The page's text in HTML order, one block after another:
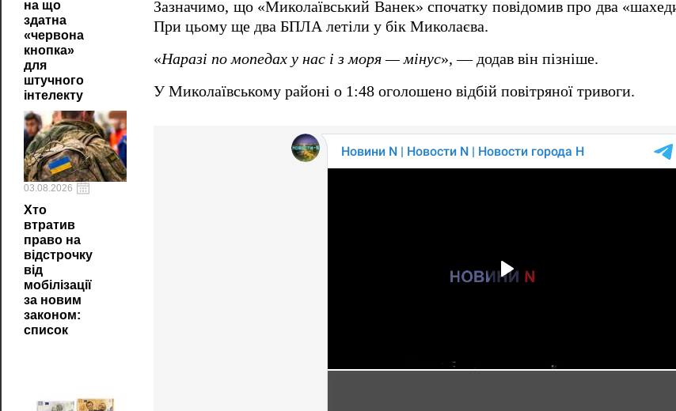
на що
здатна
«червона
кнопка»
для
штучного
інтелекту
03.08.2026
Хто
втратив
право на
відстрочку
від
мобілізації
за новим
законом:
список
Зазначимо, що «Миколаївський Ванек» спочатку повідомив про два
При цьому ще два БПЛА летіли у бік Миколаєва.
«Наразі по мопедах у нас і з моря — мінус», — додав він пізніше.
У Миколаївському районі о 1:48 оголошено відбій повітряної тривоги.